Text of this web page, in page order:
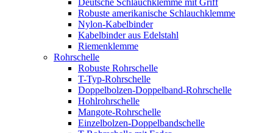
Deutsche Schlauchklemme mit Griff
Robuste amerikanische Schlauchklemme
Nylon-Kabelbinder
Kabelbinder aus Edelstahl
Riemenklemme
Rohrschelle
Robuste Rohrschelle
T-Typ-Rohrschelle
Doppelbolzen-Doppelband-Rohrschelle
Hohlrohrschelle
Mangote-Rohrschelle
Einzelbolzen-Doppelbandschelle